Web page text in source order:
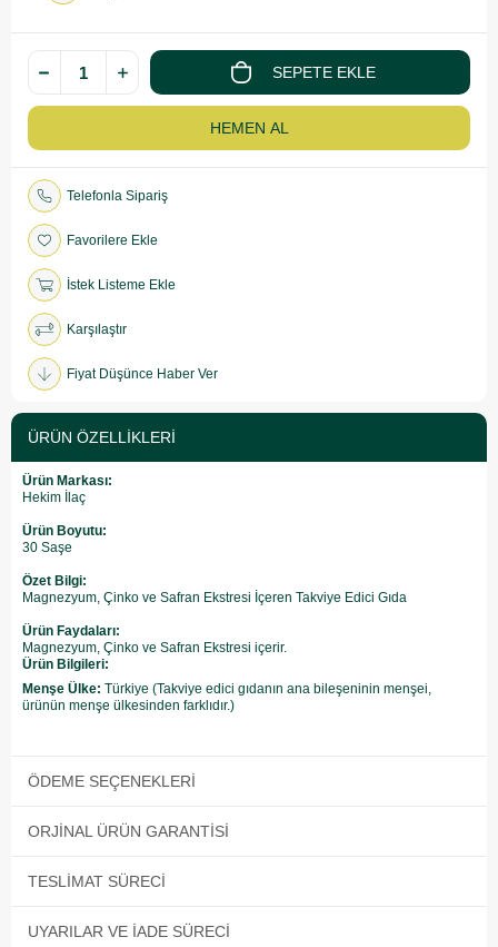
Telefonla Sipariş
Favorilere Ekle
İstek Listeme Ekle
Karşılaştır
Fiyat Düşünce Haber Ver
ÜRÜN ÖZELLIKLERI
Ürün Markası:
Hekim İlaç
Ürün Boyutu:
30 Saşe
Özet Bilgi:
Magnezyum, Çinko ve Safran Ekstresi İçeren Takviye Edici Gıda
Ürün Faydaları:
Magnezyum, Çinko ve Safran Ekstresi içerir.
Ürün Bilgileri:
Menşe Ülke: Türkiye (Takviye edici gıdanın ana bileşeninin menşei,
ürünün menşe ülkesinden farklıdır.)
ÖDEME SEÇENEKLERI
ORJINAL ÜRÜN GARANTISI
TESLIMAT SÜRECI
UYARILAR VE İADE SÜRECI